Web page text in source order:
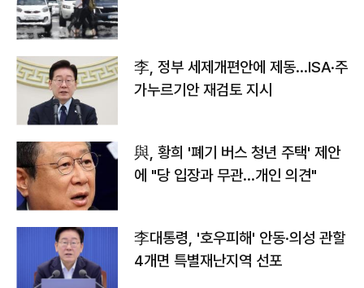
李, 정부 세제개편안에 제동…ISA·주
가누르기안 재검토 지시
與, 황희 '폐기 버스 청년 주택' 제안
에 "당 입장과 무관…개인 의견"
李대통령, '호우피해' 안동·의성 관할
4개면 특별재난지역 선포